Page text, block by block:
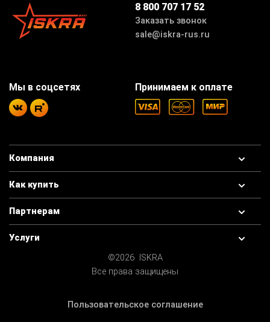
8 800 707 17 52
Заказать звонок
sale@iskra-rus.ru
Компания
Как купить
Партнерам
Услуги
©2026 ISKRA
Все права защищены
Пользовательское соглашение
Принимаем к оплате
Мы в соцсетях